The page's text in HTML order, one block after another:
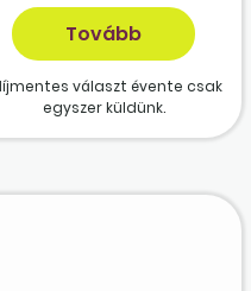
választ évente csak
egyszer küldünk.